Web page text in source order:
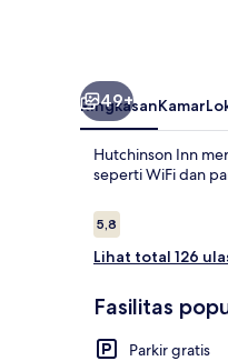
49+
RingkasanKamar
Hutchinson Inn
seperti WiFi dan
Ulasan
5,85,8 dari 10
Lihat total 126
Fasilitas
Parkir gratis